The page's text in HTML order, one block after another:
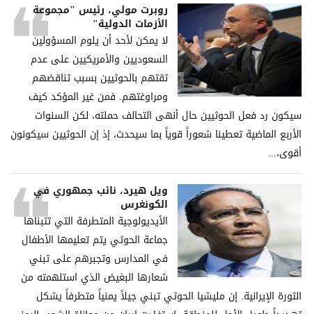
روبرت مولي، رئيس "مجموعة
الأزمات الدولية"
لا يمكن لأحد أن يلوم المسؤولين
السعوديين والأمريكيين على عدم
ثقتهم بالحوثيين بسبب تناقضهم
ومراوغتهم. فمن غير المؤكد كيف
سيكون رد فعل الحوثيين حال أنهى التحالف حملته، لكن السنوات
الأربع الماضية تعطينا شعوراً قوياً بما سيحدث، إذ إن الحوثيين سيكونون
أقوى،...
ويل هيرد، نائب جمهوري في
الكونغرس
الأيديولوجية المتطرفة التي تتبناها
جماعة الحوثي يتم تعليمها الأطفال
في المدارس وتجبرهم على تبني
شعارها البغيض الذي استلهمته من
الثورة الإيرانية. إن مليشيا الحوثي تبني جيلاً يمنياً متطرفاً يشكل